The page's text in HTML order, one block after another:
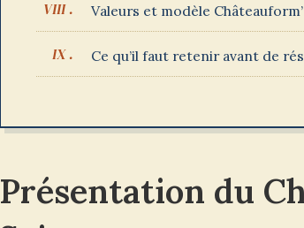
Valeurs et modèle Châteauform’
Ce qu’il faut retenir avant de
Présentation du